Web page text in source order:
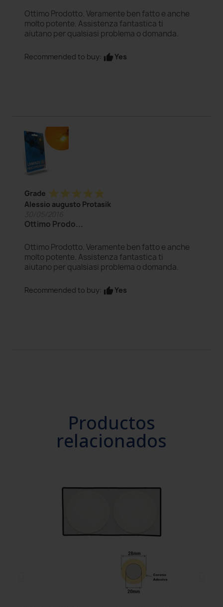
Ottimo Prodotto. Veramente ben fatto e anche
molto potente. Assistenza fantastica ti
aiutano per qualsiasi problema o domanda.
Recommended to buy: thumb_upYes
Grade star star star star star
Alessio augusto Protasik
Ottimo Prodo...
Ottimo Prodotto. Veramente ben fatto e anche
molto potente. Assistenza fantastica ti
aiutano per qualsiasi problema o domanda.
Recommended to buy: thumb_upYes
Productos
relacionados